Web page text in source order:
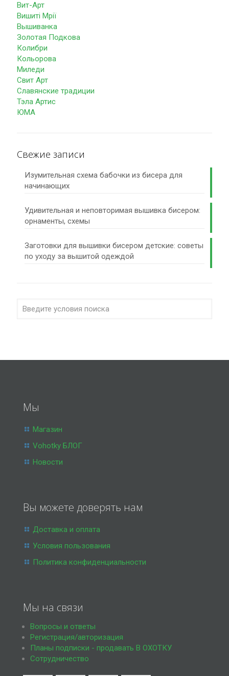
Вит-Арт
Вишиті Мрії
Вышиванка
Золотая Подкова
Колибри
Кольорова
Миледи
Свит Арт
Славянские традиции
Тэла Артис
ЮМА
Свежие записи
Изумительная схема бабочки из бисера для
начинающих
Удивительная и неповторимая вышивка бисером:
орнаменты, схемы
Заготовки для вышивки бисером детские: советы
по уходу за вышитой одеждой
Мы
Магазин
Vohotky БЛОГ
Новости
Вы можете доверять нам
Доставка и оплата
Условия пользования
Политика конфиденциальности
Мы на связи
Вопросы и ответы
Регистрация/авторизация
Планы подписки - продавать В ОХОТКУ
Сотрудничество